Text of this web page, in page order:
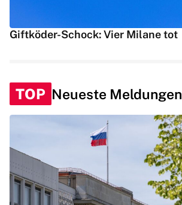
Giftköder-Schock: Vier Milane tot
TOP Neueste Meldungen